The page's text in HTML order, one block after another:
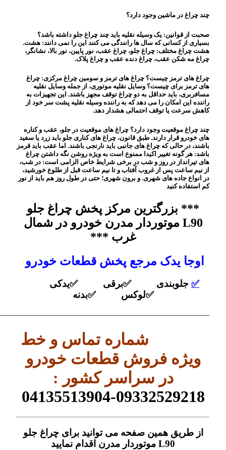
چند چراغ در ماشین وجود دارد؟
صحبت از قوانین: یک وسیله نقلیه باید چند چراغ جلو داشته باشد؟
بسیاری از کسانی که سال ها رانندگی می کنند این را نمی دانند: هشت.
هشت چراغ مختلف: چراغ جلو، چراغ عقب، نور پایین، نور بالا، نشانگر،
چراغ مه شکن عقب، چراغ دنده عقب و چراغ پلاک.
چراغ های ترمز چیست؟ چراغ های ترمز و سومین چراغ مرکزی: چراغ
های ترمز برای چیست؟ وسایل نقلیه موتوری، از جمله وسایل نقلیه
مسافربری، باید حداقل به دو چراغ توقف مجهز باشند. این تجهیزات به
راننده این امکان را می دهد که به راننده وسیله نقلیه پشت سر خود از
کاهش سرعت یا توقف احتمالی هشدار دهد.
چند چراغ موقعیت وجود دارد؟ چراغ های موقعیت در جلو، عقب و کناره
های خودرو قرار دارند. طبق قانون، چراغ های کناری جلو باید زرد یا سفید
باشند، در حالی که چراغ های جانبی باید نارنجی باشند. اما عقب باید قرمز
باشد: هر گونه تغییر اکیدا ممنوع است به ویژه روشن نگه داشتن چراغ
های تیرانداز در روز و شب در برخی شرایط خاص الزامی است: در شب،
از نیم ساعت پس از غروب آفتاب و تا نیم ساعت قبل از طلوع خورشید،
در انواع جاده های شهری. و برون شهری؛ حتی در طول روز هم باید از نور
کم استفاده کنید
*** بزرگترین مرکز پخش چراغ جلو
L90 موتوردار مدرن خودرو در شمال
غرب ***
اوجا یدک مرجع پخش قطعات خودرو
✅ جلوبندی ✅برقی ✅یدکی
✅لوکس ✅بدنه
شماره تماس و خط
ویژه فروش قطعات خودرو
در سراسر کشور :
09332529218-04135513904
از طریق همین صفحه می توانید برای چراغ جلو
L90 موتوردار مدرن اقدام نمایید